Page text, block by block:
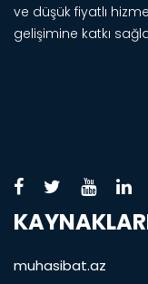
ve düşük fiyatlı
gelişimine katkı
muhasibat.az